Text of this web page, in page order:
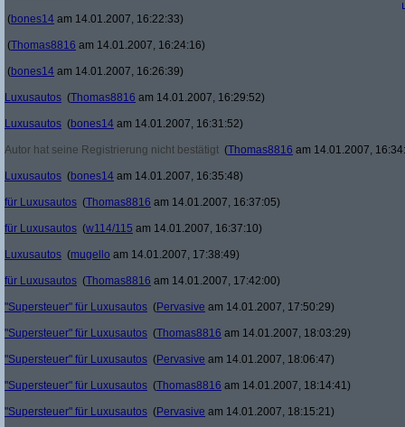
(bones14 am 14.01.2007, 16:22:33)
(Thomas8816 am 14.01.2007, 16:24:16)
(bones14 am 14.01.2007, 16:26:39)
Luxusautos (Thomas8816 am 14.01.2007, 16:29:52)
Luxusautos (bones14 am 14.01.2007, 16:31:52)
Autor hat seine Registrierung nicht bestätigt (Thomas8816 am 14.01.2007,
Luxusautos (bones14 am 14.01.2007, 16:35:48)
für Luxusautos (Thomas8816 am 14.01.2007, 16:37:05)
für Luxusautos (w114/115 am 14.01.2007, 16:37:10)
Luxusautos (mugello am 14.01.2007, 17:38:49)
für Luxusautos (Thomas8816 am 14.01.2007, 17:42:00)
"Supersteuer" für Luxusautos (Pervasive am 14.01.2007, 17:50:29)
"Supersteuer" für Luxusautos (Thomas8816 am 14.01.2007, 18:03:29)
"Supersteuer" für Luxusautos (Pervasive am 14.01.2007, 18:06:47)
"Supersteuer" für Luxusautos (Thomas8816 am 14.01.2007, 18:14:41)
"Supersteuer" für Luxusautos (Pervasive am 14.01.2007, 18:15:21)